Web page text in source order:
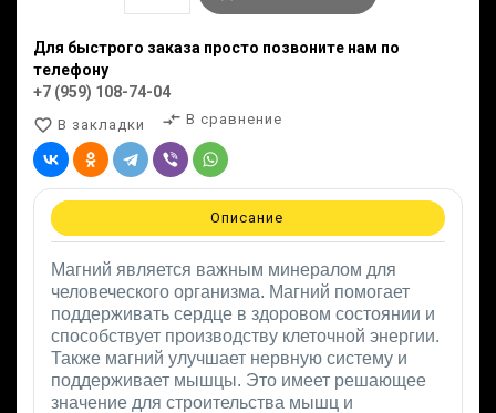
Для быстрого заказа просто позвоните нам по
телефону
+7 (959) 108-74-04
favorite_border В закладки compare_arrows В сравнение
Описание
Магний является важным минералом для
человеческого организма. Магний помогает
поддерживать сердце в здоровом состоянии и
способствует производству клеточной энергии.
Также магний улучшает нервную систему и
поддерживает мышцы. Это имеет решающее
значение для строительства мышц и